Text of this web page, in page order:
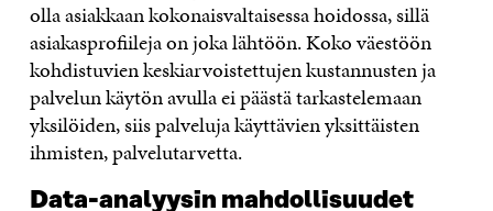
olla asiakkaan kokonaisvaltaisessa hoidossa, sillä
asiakasprofiileja on joka lähtöön. Koko väestöön
kohdistuvien keskiarvoistettujen kustannusten ja
palvelun käytön avulla ei päästä tarkastelemaan
yksilöiden, siis palveluja käyttävien yksittäisten
ihmisten, palvelutarvetta.
Data-analyysin mahdollisuudet